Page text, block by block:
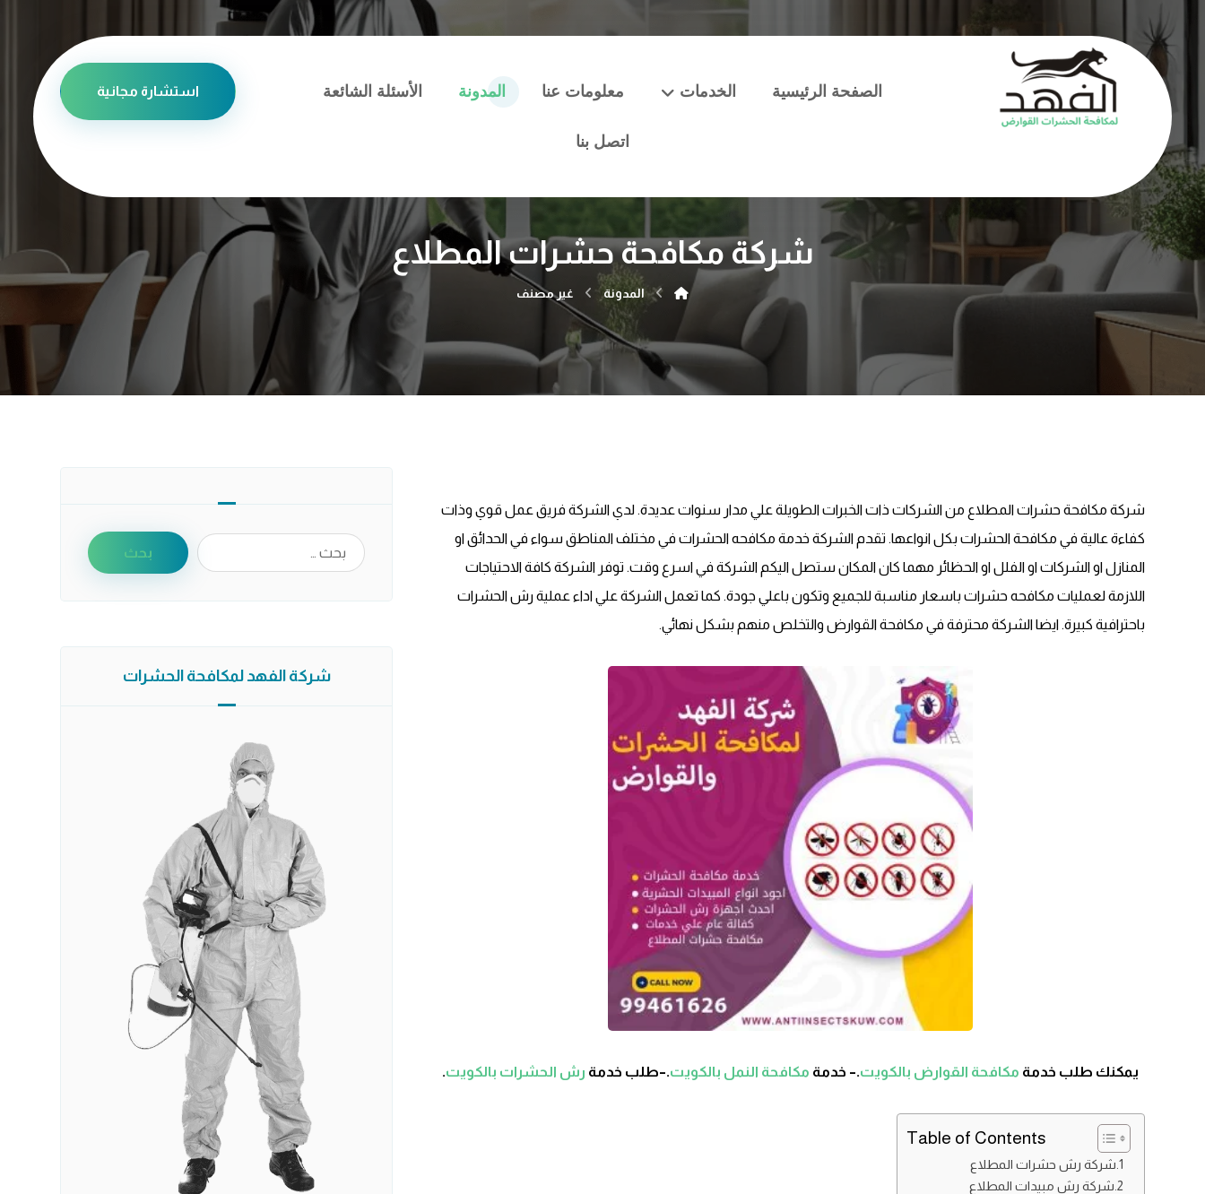
الصفحة الرئيسية الخدمات معلومات عنا المدونة الأسئلة الشائعة
اتصل بنا
استشارة مجانية
شركة مكافحة حشرات المطلاع
المدونة غير مصنف
شركة مكافحة حشرات المطلاع من الشركات ذات الخبرات الطويلة علي مدار سنوات عديدة. لدي الشركة فريق عمل قوي وذات
كفاءة عالية في مكافحة الحشرات بكل انواعها. تقدم الشركة خدمة مكافحه الحشرات في مختلف المناطق سواء في الحدائق او
المنازل او الشركات او الفلل او الحظائر مهما كان المكان ستصل اليكم الشركة في اسرع وقت. توفر الشركة كافة الاحتياجات
اللازمة لعمليات مكافحه حشرات باسعار مناسبة للجميع وتكون باعلي جودة. كما تعمل الشركة علي اداء عملية رش الحشرات
باحترافية كبيرة. ايضا الشركة محترفة في مكافحة القوارض والتخلص منهم بشكل نهائي.
يمكنك طلب خدمة مكافحة القوارض بالكويت.– خدمة مكافحة النمل بالكويت.–طلب خدمة رش الحشرات بالكويت.
Table of Contents
شركة رش حشرات المطلاع
شركة رش مبيدات المطلاع
شركة الفهد لمكافحة الحشرات